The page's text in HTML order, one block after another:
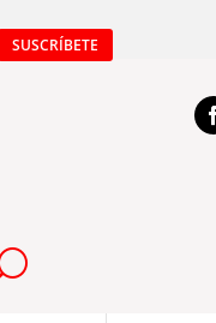
SUSCRÍBETE